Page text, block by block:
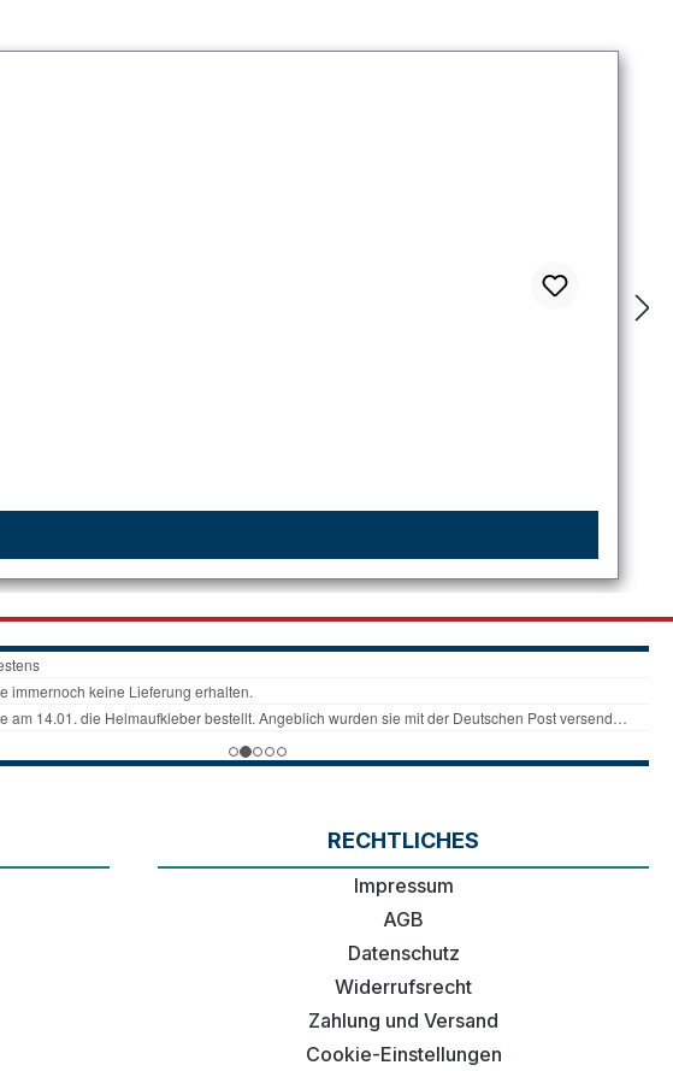
RECHTLICHES
Impressum
AGB
Datenschutz
Widerrufsrecht
Zahlung und Versand
Cookie-Einstellungen